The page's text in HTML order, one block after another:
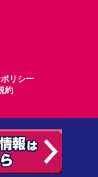
リシー
約